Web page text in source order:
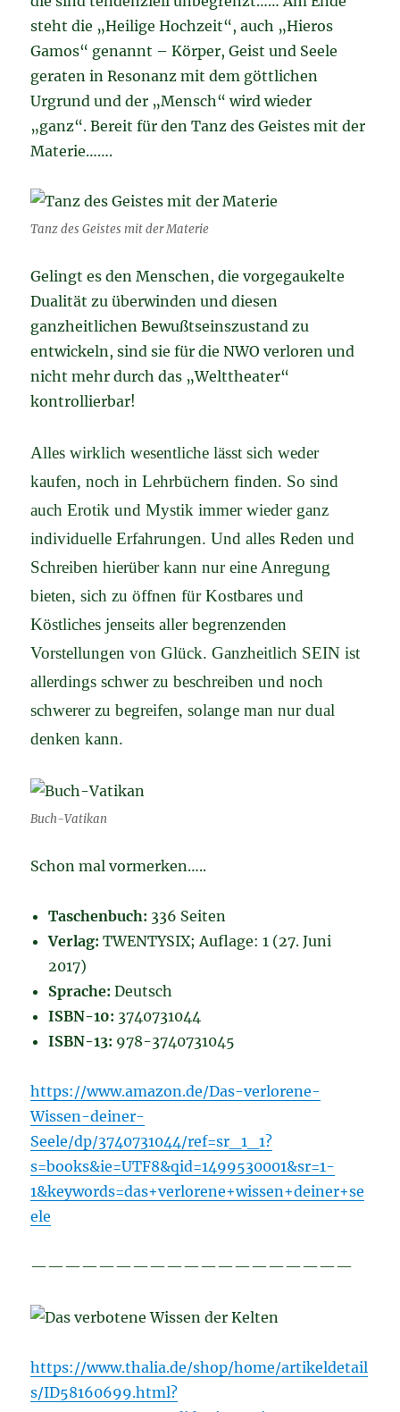
steht die „Heilige Hochzeit“, auch „Hieros
Gamos“ genannt – Körper, Geist und Seele
geraten in Resonanz mit dem göttlichen
Urgrund und der „Mensch“ wird wieder
„ganz“. Bereit für den Tanz des Geistes mit der
Materie…….
Tanz des Geistes mit der Materie
Gelingt es den Menschen, die vorgegaukelte
Dualität zu überwinden und diesen
ganzheitlichen Bewußtseinszustand zu
entwickeln, sind sie für die NWO verloren und
nicht mehr durch das „Welttheater“
kontrollierbar!
Alles wirklich wesentliche lässt sich weder
kaufen, noch in Lehrbüchern finden. So sind
auch Erotik und Mystik immer wieder ganz
individuelle Erfahrungen. Und alles Reden und
Schreiben hierüber kann nur eine Anregung
bieten, sich zu öffnen für Kostbares und
Köstliches jenseits aller begrenzenden
Vorstellungen von Glück. Ganzheitlich SEIN ist
allerdings schwer zu beschreiben und noch
schwerer zu begreifen, solange man nur dual
denken kann.
Buch-Vatikan
Schon mal vormerken…..
Taschenbuch: 336 Seiten
Verlag: TWENTYSIX; Auflage: 1 (27. Juni
2017)
Sprache: Deutsch
ISBN-10: 3740731044
ISBN-13: 978-3740731045
https://www.amazon.de/Das-verlorene-
Wissen-deiner-
Seele/dp/3740731044/ref=sr_1_1?
s=books&ie=UTF8&qid=1499530001&sr=1-
1&keywords=das+verlorene+wissen+deiner+se
ele
———————————————————
https://www.thalia.de/shop/home/artikeldetail
s/ID58160699.html?